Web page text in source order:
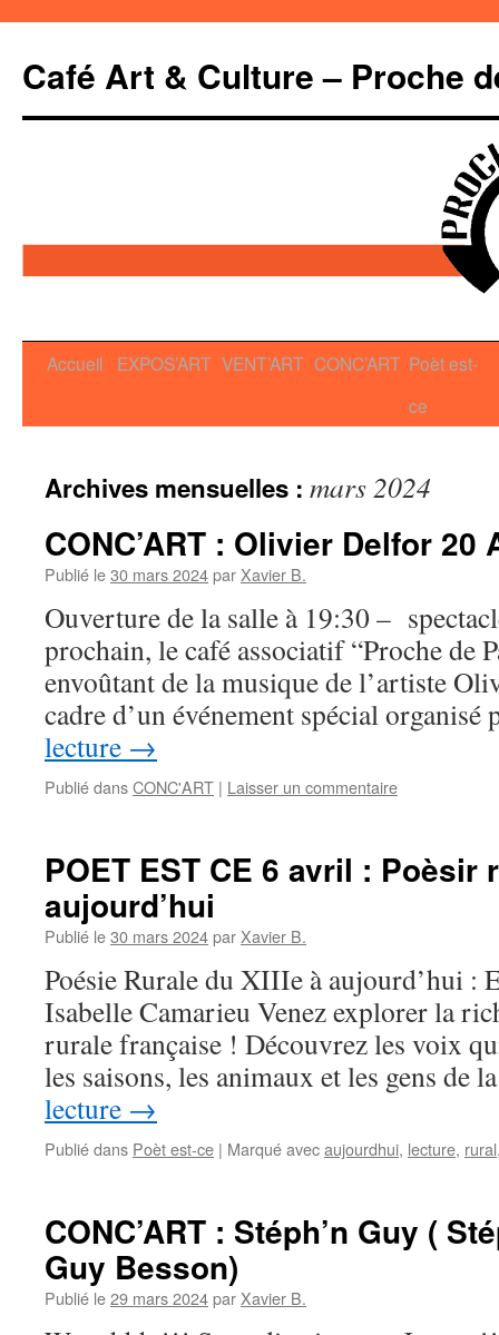
Café Art & Culture – Proche
Aller
Accueil EXPOS’ART VENT’ART CONC’ART Poèt est-
ce
Archives mensuelles : mars 2024
CONC’ART : Olivier Delfor 20
Publié le30 mars 2024par Xavier B.
Ouverture de la salle à 19:30 –
prochain, le café associatif “Proche de
envoûtant de la musique de l’artiste
cadre d’un événement spécial
lecture →
Publié dansCONC'ART | Laisser un commentaire
POET EST CE 6 avril : Poèsir
aujourd’hui
Publié le30 mars 2024par Xavier B.
Poésie Rurale du XIIIe à aujourd’hui :
Isabelle Camarieu Venez explorer la
rurale française ! Découvrez les voix
les saisons, les animaux et les gens de
lecture →
Publié dans Poèt est-ce | Marqué avecaujourdhui, lecture, rural
CONC’ART : Stéph’n Guy (
Guy Besson)
Publié le29 mars 2024par Xavier B.